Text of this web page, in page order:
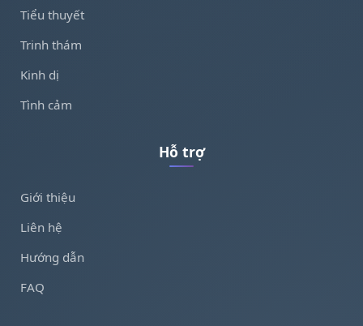
Tiểu thuyết
Trinh thám
Kinh dị
Tình cảm
Hỗ trợ
Giới thiệu
Liên hệ
Hướng dẫn
FAQ